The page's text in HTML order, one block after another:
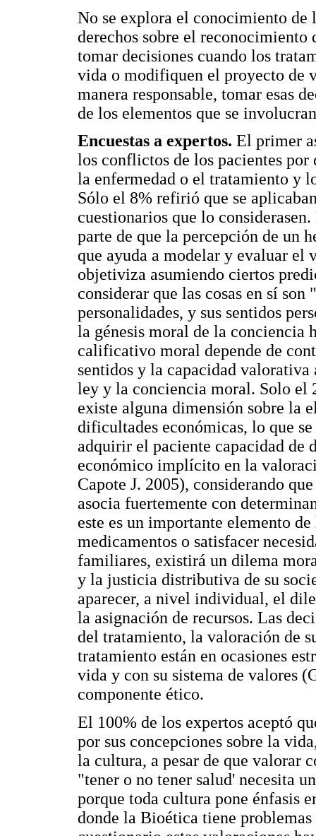
No se explora el conocimiento de
derechos sobre el
tomar decisiones cuando los
vida o modifiquen el proyecto de
manera responsable, tomar esas
de los elementos que se
Encuestas a expertos. El primer
los conflictos de los pacientes por
la enfermedad o el tratamiento y
Sólo el 8% refirió que se
cuestionarios que lo
parte de que la percepción de un
que ayuda a modelar y evaluar el
objetiviza asumiendo ciertos
considerar que las cosas en sí
personalidades, y sus sentidos
la génesis moral de la conciencia
calificativo moral depende de
sentidos y la capacidad
ley y la conciencia moral. Solo el
existe alguna dimensión sobre la
dificultades económicas, lo que
adquirir el paciente capacidad de
económico implícito en la
Capote J. 2005), considerando
asocia fuertemente con
este es un importante elemento
medicamentos o satisfacer
familiares, existirá un dilema
y la justicia distributiva de su
aparecer, a nivel individual, el
la asignación de recursos. Las
del tratamiento, la valoración de
tratamiento están en ocasiones
vida y con su sistema de valores
componente ético.
El 100% de los expertos aceptó
por sus concepciones sobre la
la cultura, a pesar de que valorar
"tener o no tener salud' necesita
porque toda cultura pone énfasis
donde la Bioética tiene